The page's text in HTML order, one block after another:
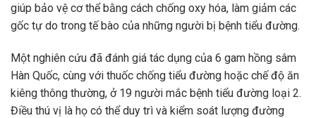
giúp bảo vệ cơ thể bằng cách chống oxy hóa, làm giảm các
gốc tự do trong tế bào của những người bị bệnh tiểu đường.
Một nghiên cứu đã đánh giá tác dụng của 6 gam hồng sâm
Hàn Quốc, cùng với thuốc chống tiểu đường hoặc chế độ ăn
kiêng thông thường, ở 19 người mắc bệnh tiểu đường loại 2.
Điều thú vị là họ có thể duy trì và kiểm soát lượng đường